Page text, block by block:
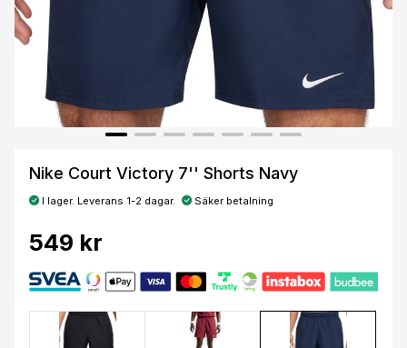
Nike Court Victory 7'' Shorts Navy
I lager. Leverans 1-2 dagar. Säker betalning
549 kr